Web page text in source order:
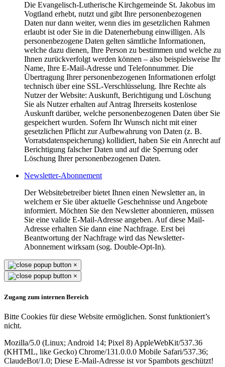
Die Evangelisch-Lutherische Kirchgemeinde St. Jakobus im
Vogtland erhebt, nutzt und gibt Ihre personenbezogenen
Daten nur dann weiter, wenn dies im gesetzlichen Rahmen
erlaubt ist oder Sie in die Datenerhebung einwilligen. Als
personenbezogene Daten gelten sämtliche Informationen,
welche dazu dienen, Ihre Person zu bestimmen und welche zu
Ihnen zurückverfolgt werden können – also beispielsweise Ihr
Name, Ihre E-Mail-Adresse und Telefonnummer. Die
Übertragung Ihrer personenbezogenen Informationen erfolgt
technisch über eine SSL-Verschlüsselung. Ihre Rechte als
Nutzer der Website: Auskunft, Berichtigung und Löschung
Sie als Nutzer erhalten auf Antrag Ihrerseits kostenlose
Auskunft darüber, welche personenbezogenen Daten über Sie
gespeichert wurden. Sofern Ihr Wunsch nicht mit einer
gesetzlichen Pflicht zur Aufbewahrung von Daten (z. B.
Vorratsdatenspeicherung) kollidiert, haben Sie ein Anrecht auf
Berichtigung falscher Daten und auf die Sperrung oder
Löschung Ihrer personenbezogenen Daten.
Newsletter-Abonnement
Der Websitebetreiber bietet Ihnen einen Newsletter an, in
welchem er Sie über aktuelle Geschehnisse und Angebote
informiert. Möchten Sie den Newsletter abonnieren, müssen
Sie eine valide E-Mail-Adresse angeben. Auf diese Mail-
Adresse erhalten Sie dann eine Nachfrage. Erst bei
Beantwortung der Nachfrage wird das Newsletter-
Abonnement wirksam (sog. Double-Opt-In).
×
×
Zugang zum internen Bereich
Bitte Cookies für diese Website ermöglichen. Sonst funktioniert’s
nicht.
Mozilla/5.0 (Linux; Android 14; Pixel 8) AppleWebKit/537.36
(KHTML, like Gecko) Chrome/131.0.0.0 Mobile Safari/537.36;
ClaudeBot/1.0; Diese E-Mail-Adresse ist vor Spambots geschützt!